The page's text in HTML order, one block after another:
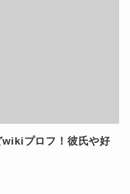
wikiプロフ！彼氏や好